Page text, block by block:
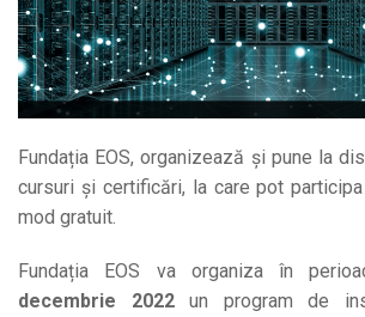
Fundația EOS, organizează și pune la
cursuri și certificări, la care pot
mod gratuit.
Fundația EOS va organiza în
decembrie 2022un program de